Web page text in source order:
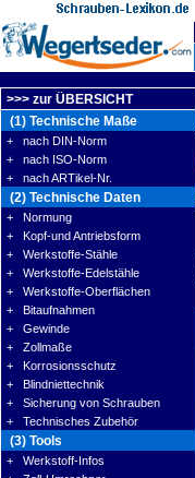
>>> zur ÜBERSICHT
(1) Technische Maße
+ nach DIN-Norm
+ nach ISO-Norm
+ nach ARTikel-Nr.
(2) Technische Daten
+ Normung
+ Kopf-und Antriebsform
+ Werkstoffe-Stähle
+ Werkstoffe-Edelstähle
+ Werkstoffe-Oberflächen
+ Bitaufnahmen
+ Gewinde
+ Zollmaße
+ Korrosionsschutz
+ Blindniettechnik
+ Sicherung von Schrauben
+ Technisches Zubehör
(3) Tools
+ Werkstoff-Infos